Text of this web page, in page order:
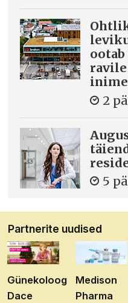
ravile
2
5
Partnerite uudised
Günekoloog
Dace
Medison
Pharma